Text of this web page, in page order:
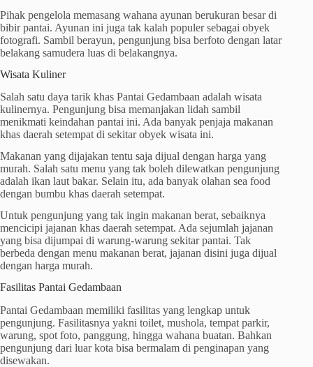
Pihak pengelola memasang wahana ayunan berukuran besar di
bibir pantai. Ayunan ini juga tak kalah populer sebagai obyek
fotografi. Sambil berayun, pengunjung bisa berfoto dengan latar
belakang samudera luas di belakangnya.
Wisata Kuliner
Salah satu daya tarik khas Pantai Gedambaan adalah wisata
kulinernya. Pengunjung bisa memanjakan lidah sambil
menikmati keindahan pantai ini. Ada banyak penjaja makanan
khas daerah setempat di sekitar obyek wisata ini.
Makanan yang dijajakan tentu saja dijual dengan harga yang
murah. Salah satu menu yang tak boleh dilewatkan pengunjung
adalah ikan laut bakar. Selain itu, ada banyak olahan sea food
dengan bumbu khas daerah setempat.
Untuk pengunjung yang tak ingin makanan berat, sebaiknya
mencicipi jajanan khas daerah setempat. Ada sejumlah jajanan
yang bisa dijumpai di warung-warung sekitar pantai. Tak
berbeda dengan menu makanan berat, jajanan disini juga dijual
dengan harga murah.
Fasilitas Pantai Gedambaan
Pantai Gedambaan memiliki fasilitas yang lengkap untuk
pengunjung. Fasilitasnya yakni toilet, mushola, tempat parkir,
warung, spot foto, panggung, hingga wahana buatan. Bahkan
pengunjung dari luar kota bisa bermalam di penginapan yang
disewakan.